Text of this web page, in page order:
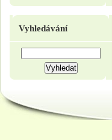
Vyhledávání